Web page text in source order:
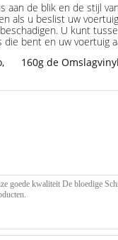
de blik en de stijl
als u beslist uw
U kunt
die bent en uw
, 160g de